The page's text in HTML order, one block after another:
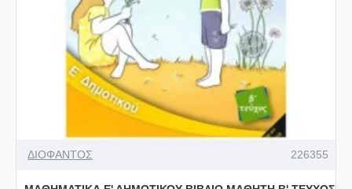
ΔΙΟΦΑΝΤΟΣ 226355